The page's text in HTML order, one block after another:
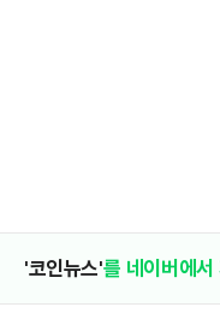
'코인뉴스'를 네이버에